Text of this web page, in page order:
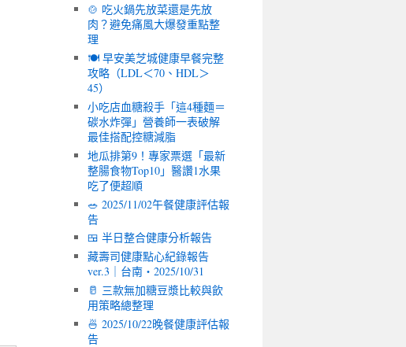
🍲 吃火鍋先放菜還是先放
肉？避免痛風大爆發重點整
理
🍽️ 早安美芝城健康早餐完整
攻略（LDL＜70、HDL＞
45）
小吃店血糖殺手「這4種麵＝
碳水炸彈」營養師一表破解
最佳搭配控糖減脂
地瓜排第9！專家票選「最新
整腸食物Top10」醫讚1水果
吃了便超順
🥗 2025/11/02午餐健康評估報
告
🍱 半日整合健康分析報告
藏壽司健康點心紀錄報告
ver.3｜台南・2025/10/31
🥛 三款無加糖豆漿比較與飲
用策略總整理
🍜 2025/10/22晚餐健康評估報
告